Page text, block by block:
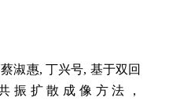
蔡淑惠, 丁兴号, 基于双回
振扩散成像方法，